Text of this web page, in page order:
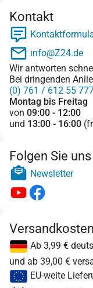
Kontakt
info@Z24.de
Wir antworten
Bei dringenden
(0) 761 / 612 55
Montag bis Freitag
von 09:00 - 12:00
und 13:00 - 16:00
Folgen Sie uns
Newsletter
Versandkosten
Ab 3,99 €
und ab 39,00 €
EU-weite